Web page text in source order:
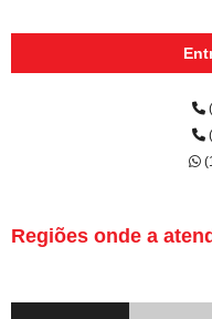
Regiões onde a